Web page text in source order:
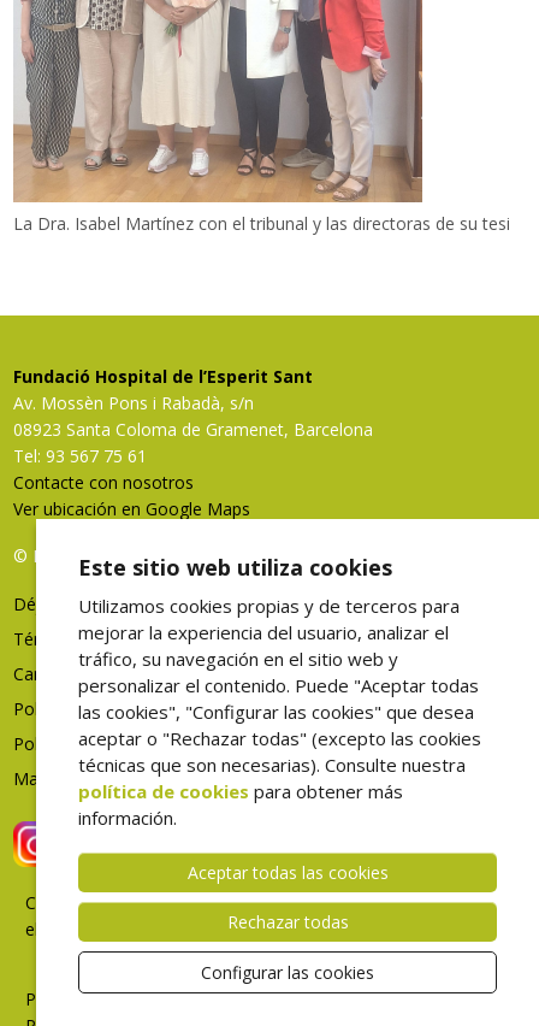
La Dra. Isabel Martínez con el tribunal y las directoras de su tesi
Fundació Hospital de l’Esperit Sant
Av. Mossèn Pons i Rabadà, s/n
08923 Santa Coloma de Gramenet, Barcelona
Tel: 93 567 75 61
Contacte con nosotros
Ver ubicación en Google Maps
© FHES, todos los derechos reservados
Déjenos su opinión
Términos de uso
Canal denuncias
Política de privacidad
Política de cookies
Mapa web
Correo
electrónico
Portal
Este sitio web utiliza cookies
Utilizamos cookies propias y de terceros para
mejorar la experiencia del usuario, analizar el
tráfico, su navegación en el sitio web y
personalizar el contenido. Puede "Aceptar todas
las cookies", "Configurar las cookies" que desea
aceptar o "Rechazar todas" (excepto las cookies
técnicas que son necesarias). Consulte nuestra
política de cookies para obtener más
información.
Aceptar todas las cookies
Rechazar todas
Configurar las cookies